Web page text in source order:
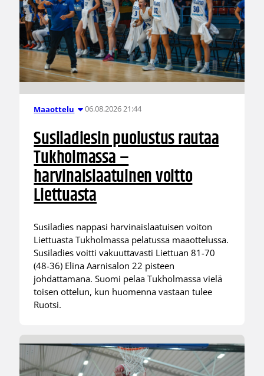
Maaottelu 06.08.2026 21:44
Susiladiesin puolustus rautaa
Tukholmassa –
harvinaislaatuinen voitto
Liettuasta
Susiladies nappasi harvinaislaatuisen voiton
Liettuasta Tukholmassa pelatussa maaottelussa.
Susiladies voitti vakuuttavasti Liettuan 81-70
(48-36) Elina Aarnisalon 22 pisteen
johdattamana. Suomi pelaa Tukholmassa vielä
toisen ottelun, kun huomenna vastaan tulee
Ruotsi.